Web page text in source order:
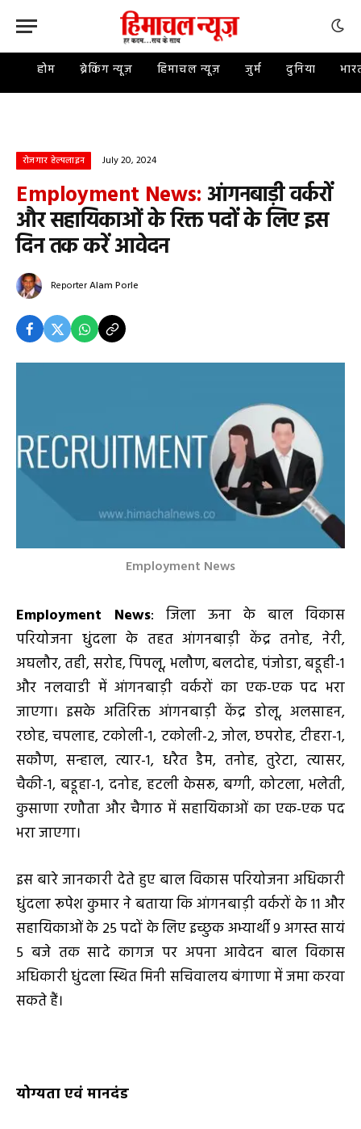
होम ब्रेकिंग न्यूज़ हिमाचल न्यूज़ जुर्म दुनिया
रोजगार हेल्पलाइन July 20, 2024
Employment News: आंगनबाड़ी वर्करों
और सहायिकाओं के रिक्त पदों के लिए इस
दिन तक करें आवेदन
ReporterAlam Porle
Employment News
Employment News: जिला ऊना के बाल विकास
परियोजना धुंदला के तहत आंगनबाड़ी केंद्र तनोह, नेरी,
अघलौर, तही, सरोह, पिपलू, भलौण, बलदोह, पंजोडा, बडूही-1
और नलवाडी में आंगनबाड़ी वर्करों का एक-एक पद भरा
जाएगा। इसके अतिरिक्त आंगनबाड़ी केंद्र डोलू, अलसाहन,
रछोह, चपलाह, टकोली-1, टकोली-2, जोल, छपरोह, टीहरा-1,
सकौण, सन्हाल, त्यार-1, धरैत डैम, तनोह, तुरेटा, त्यासर,
चैकी-1, बडूहा-1, दनोह, हटली केसरू, बग्गी, कोटला, भलेती,
कुसाणा रणौता और चैगाठ में सहायिकाओं का एक-एक पद
भरा जाएगा।
इस बारे जानकारी देते हुए बाल विकास परियोजना अधिकारी
धुंदला रूपेश कुमार ने बताया कि आंगनबाड़ी वर्करों के 11 और
सहायिकाओं के 25 पदों के लिए इच्छुक अभ्यार्थी 9 अगस्त सायं
5 बजे तक सादे कागज पर अपना आवेदन बाल विकास
अधिकारी धुंदला स्थित मिनी सचिवालय बंगाणा में जमा करवा
सकते हैं।
योग्यता एवं मानदंड